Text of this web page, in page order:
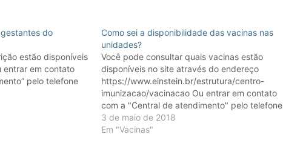
do
estão disponíveis
entrar em contato
pelo telefone
Como sei a disponibilidade das vacinas nas
unidades?
Você pode consultar quais vacinas estão
disponíveis no site através do endereço
https://www.einstein.br/estrutura/centro-
imunizacao/vacinacao Ou entrar em contato
com a "Central de atendimento" pelo telefone
(11) 2151-1233 ou (11) 3620-2550.
3 de maio de 2018
Em "Vacinas"